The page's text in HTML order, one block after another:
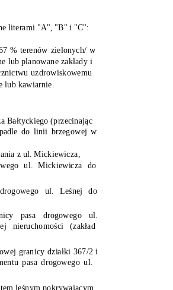
literami "A", "B" i "C":
% terenów zielonych/ w
lub planowane zakłady i
uzdrowiskowemu
lub kawiarnie.
Bałtyckiego (przecinając
do linii brzegowej w
z ul. Mickiewicza,
ul. Mickiewicza do
ul. Leśnej do
pasa drogowego ul.
nieruchomości (zakład
granicy działki 367/2 i
pasa drogowego ul.
leśnym pokrywającym